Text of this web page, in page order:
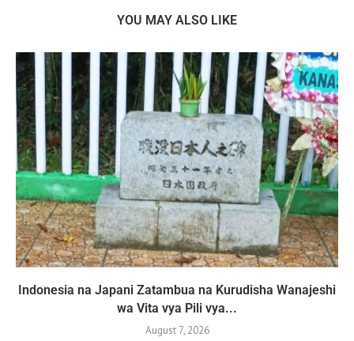
YOU MAY ALSO LIKE
Indonesia na Japani Zatambua na Kurudisha Wanajeshi
wa Vita vya Pili vya...
August 7, 2026